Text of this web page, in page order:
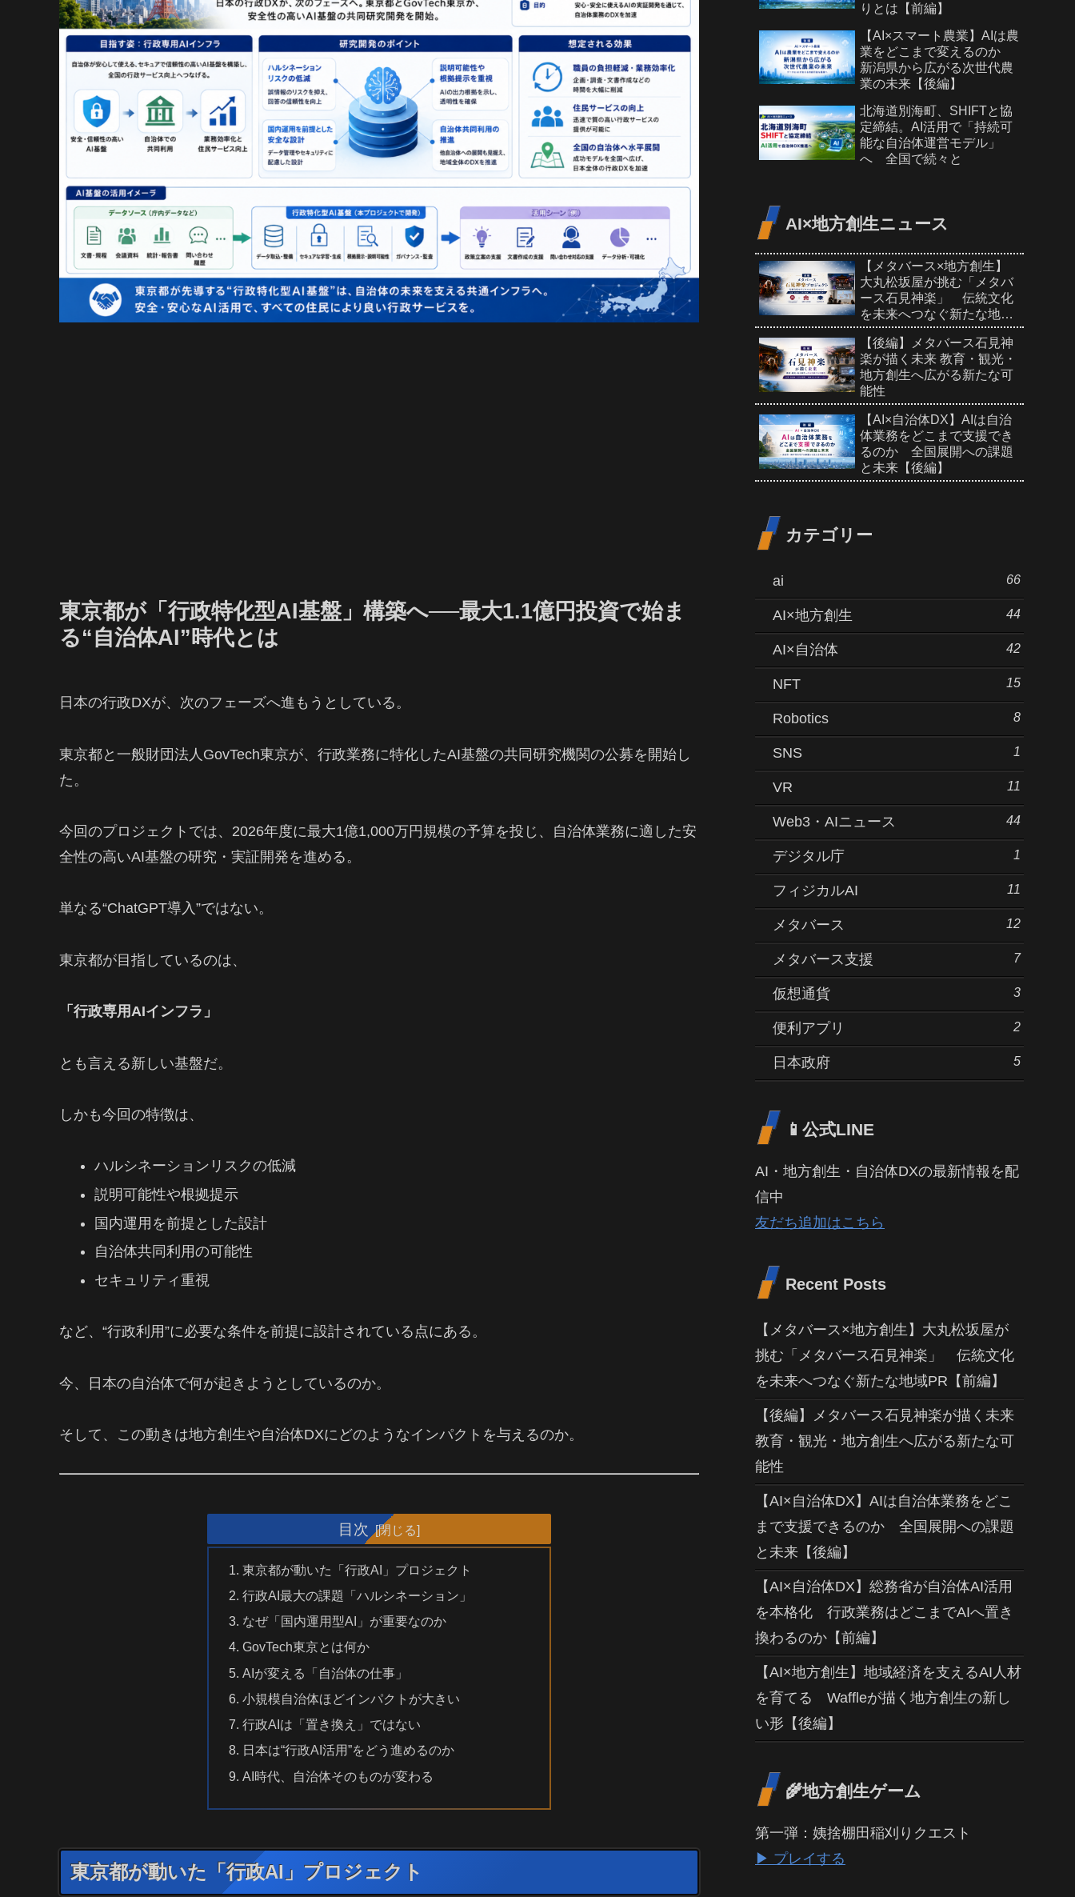
東京都が「行政特化型AI基盤」構築へ──最大1.1億円投資で始ま
る“自治体AI”時代とは
日本の行政DXが、次のフェーズへ進もうとしている。
東京都と一般財団法人GovTech東京が、行政業務に特化したAI基盤の共同研究機関の公募を開始し
た。
今回のプロジェクトでは、2026年度に最大1億1,000万円規模の予算を投じ、自治体業務に適した安
全性の高いAI基盤の研究・実証開発を進める。
単なる“ChatGPT導入”ではない。
東京都が目指しているのは、
「行政専用AIインフラ」
とも言える新しい基盤だ。
しかも今回の特徴は、
ハルシネーションリスクの低減
説明可能性や根拠提示
国内運用を前提とした設計
自治体共同利用の可能性
セキュリティ重視
など、“行政利用”に必要な条件を前提に設計されている点にある。
今、日本の自治体で何が起きようとしているのか。
そして、この動きは地方創生や自治体DXにどのようなインパクトを与えるのか。
目次
東京都が動いた「行政AI」プロジェクト
行政AI最大の課題「ハルシネーション」
なぜ「国内運用型AI」が重要なのか
GovTech東京とは何か
AIが変える「自治体の仕事」
小規模自治体ほどインパクトが大きい
行政AIは「置き換え」ではない
日本は“行政AI活用”をどう進めるのか
AI時代、自治体そのものが変わる
東京都が動いた「行政AI」プロジェクト
りとは【前編】
【AI×スマート農業】AIは農
業をどこまで変えるのか
新潟県から広がる次世代農
業の未来【後編】
北海道別海町、SHIFTと協
定締結。AI活用で「持続可
能な自治体運営モデル」
へ 全国で続々と
AI×地方創生ニュース
【メタバース×地方創生】
大丸松坂屋が挑む「メタバ
ース石見神楽」 伝統文化
を未来へつなぐ新たな地域
PR【前編】
【後編】メタバース石見神
楽が描く未来 教育・観光・
地方創生へ広がる新たな可
能性
【AI×自治体DX】AIは自治
体業務をどこまで支援でき
るのか 全国展開への課題
と未来【後編】
カテゴリー
ai 66
AI×地方創生 44
AI×自治体 42
NFT 15
Robotics 8
SNS 1
VR 11
Web3・AIニュース 44
デジタル庁 1
フィジカルAI 11
メタバース 12
メタバース支援 7
仮想通貨 3
便利アプリ 2
日本政府 5
📱公式LINE
AI・地方創生・自治体DXの最新情報を配
信中
友だち追加はこちら
Recent Posts
【メタバース×地方創生】大丸松坂屋が
挑む「メタバース石見神楽」 伝統文化
を未来へつなぐ新たな地域PR【前編】
【後編】メタバース石見神楽が描く未来
教育・観光・地方創生へ広がる新たな可
能性
【AI×自治体DX】AIは自治体業務をどこ
まで支援できるのか 全国展開への課題
と未来【後編】
【AI×自治体DX】総務省が自治体AI活用
を本格化 行政業務はどこまでAIへ置き
換わるのか【前編】
【AI×地方創生】地域経済を支えるAI人材
を育てる Waffleが描く地方創生の新し
い形【後編】
🌾地方創生ゲーム
第一弾：姨捨棚田稲刈りクエスト
▶ プレイする